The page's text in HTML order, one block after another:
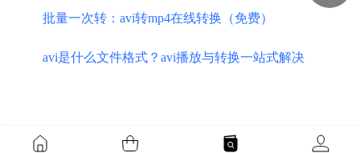
批量一次转：avi转mp4在线转换（免费）
avi是什么文件格式？avi播放与转换一站式解决